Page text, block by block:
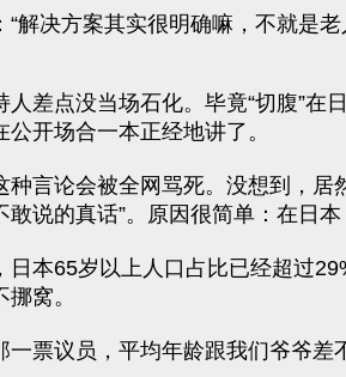
“解决方案其实很明确嘛，不就是
人差点没当场石化。毕竟“切腹”
开场合一本正经地讲了。
种言论会被全网骂死。没想到，
敢说的真话”。原因很简单：在日本
日本65岁以上人口占比已经超过
窝。
票议员，平均年龄跟我们爷爷差